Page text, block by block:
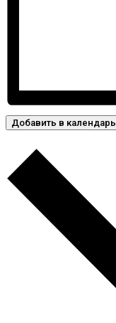
Добавить в календарь